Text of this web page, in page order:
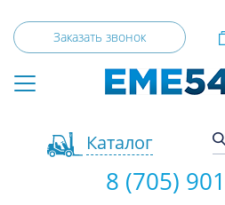
Заказать звонок
Каталог
8 (705)